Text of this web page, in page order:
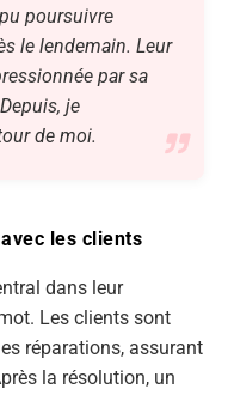
poursuivre
le lendemain. Leur
par sa
je
de moi.
les clients
dans leur
Les clients sont
réparations, assurant
la résolution, un